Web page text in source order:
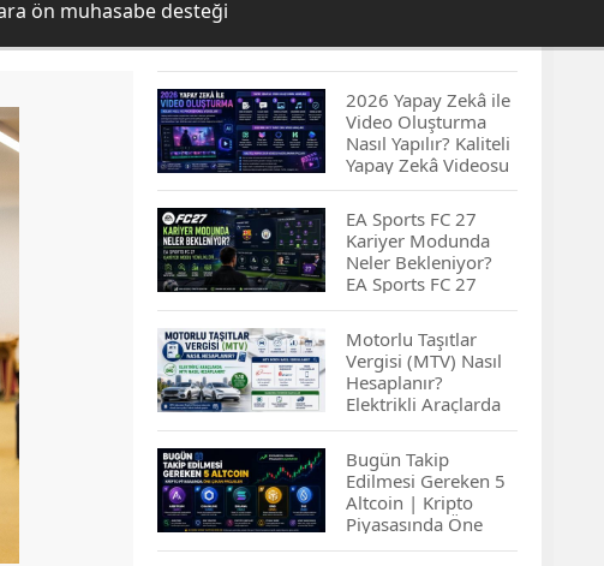
ön muhasabe desteği
2026 Yapay Zekâ ile
Video Oluşturma
Nasıl Yapılır? Kaliteli
Yapay Zekâ Videosu
Hazırlamanın
İpuçları...
EA Sports FC 27
Kariyer Modunda
Neler Bekleniyor?
EA Sports FC 27
Kariyer Modu
Yenilikleri…
Motorlu Taşıtlar
Vergisi (MTV) Nasıl
Hesaplanır?
Elektrikli Araçlarda
MTV Nasıl
Hesaplanır? MTV
Borcu Nasıl
Sorgulanır?
Bugün Takip
Edilmesi Gereken 5
Altcoin | Kripto
Piyasasında Öne
Çıkan Projeler